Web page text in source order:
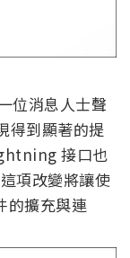
位消息人士聲
得到顯著的提
接口也
項改變將讓使
的擴充與連